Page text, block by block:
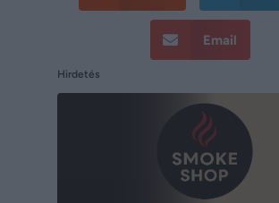
Email
Hirdetés